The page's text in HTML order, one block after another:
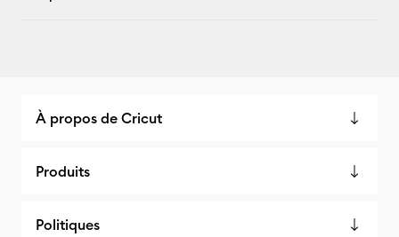
À propos de Cricut
Produits
Politiques